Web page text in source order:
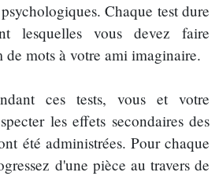
Chaque test dure
lesquelles vous devez faire
mots à votre ami imaginaire.
ces tests, vous et votre
les effets secondaires des
été administrées. Pour chaque
d'une pièce au travers de